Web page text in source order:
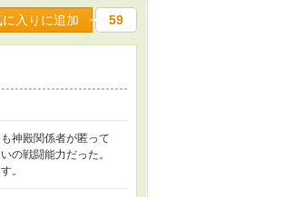
に入りに追加 59
神殿関係者が匿って
の戦闘能力だった。
。